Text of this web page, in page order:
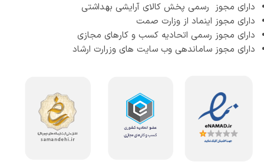
دارای مجوز رسمی پخش کالای آرایشی بهداشتی
دارای مجوز اینماد از وزارت صمت
دارای مجوز رسمی اتحادیه کسب و کارهای مجازی
دارای مجوز ساماندهی وب سایت های وزرارت ارشاد